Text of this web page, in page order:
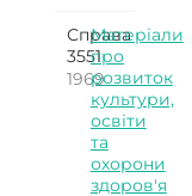
Справа
3551
1969
Матеріали
про
розвиток
культури,
освіти
та
охорони
здоров'я